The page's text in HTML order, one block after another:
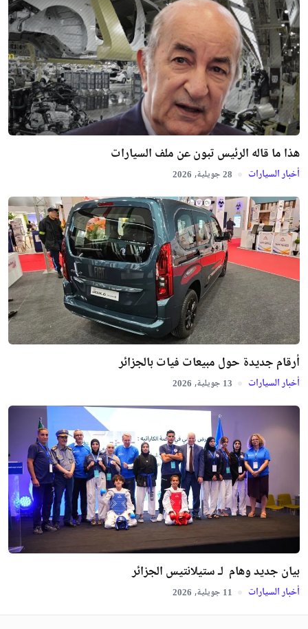
هذا ما قاله الرئيس تبون عن ملف السيارات
أخبار السيارات 28 جويلية, 2026
أرقام جديدة حول مبيعات فيات بالجزائر
أخبار السيارات 13 جويلية, 2026
بيان جديد وهام لـ ستيلانتيس الجزائر
أخبار السيارات 11 جويلية, 2026